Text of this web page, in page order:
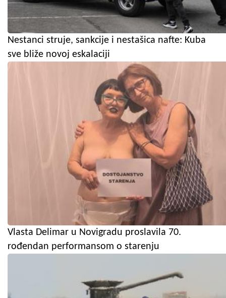
Nestanci struje, sankcije i nestašica nafte: Kuba
sve bliže novoj eskalaciji
Vlasta Delimar u Novigradu proslavila 70.
rođendan performansom o starenju